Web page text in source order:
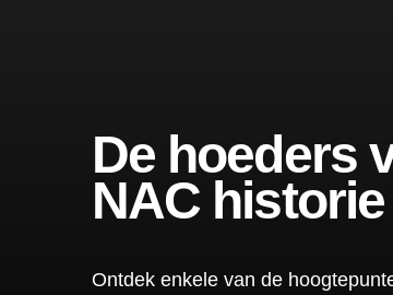
De hoeders
NAC historie
Ontdek enkele van de